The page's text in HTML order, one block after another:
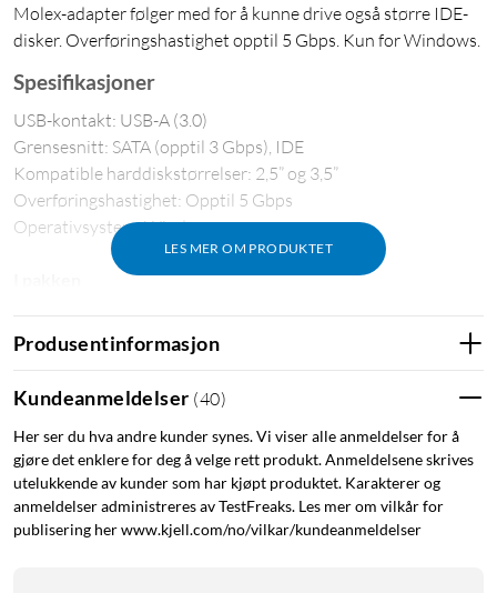
Molex-adapter følger med for å kunne drive også større IDE-
disker. Overføringshastighet opptil 5 Gbps. Kun for Windows.
LES MER OM PRODUKTET
Spesifikasjoner
USB-kontakt: USB-A (3.0)
Grensesnitt: SATA (opptil 3 Gbps), IDE
Kompatible harddiskstørrelser: 2,5” og 3,5”
Overføringshastighet: Opptil 5 Gbps
Operativsystem: Windows
HDD-adapter
Strømadapter (1,2 m)
Molex-adapter (12 cm)
USB-A-kabel (1,2 m)
Produsentinformasjon
Kundeanmeldelser (40)
Her ser du hva andre kunder synes. Vi viser alle anmeldelser for å
gjøre det enklere for deg å velge rett produkt. Anmeldelsene skrives
utelukkende av kunder som har kjøpt produktet. Karakterer og
anmeldelser administreres av TestFreaks. Les mer om vilkår for
publisering her www.kjell.com/no/vilkar/kundeanmeldelser